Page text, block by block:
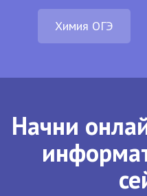
Химия ОГЭ
Начни